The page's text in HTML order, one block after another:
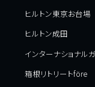
ヒルトン東京お台場
ヒルトン成田
インターナショナル
箱根リトリートföre